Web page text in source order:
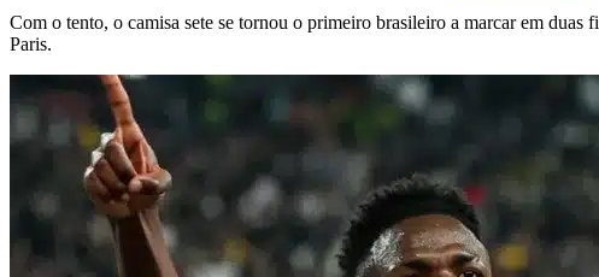
Com o tento, o camisa sete se tornou o primeiro brasileiro a marcar em
Paris.